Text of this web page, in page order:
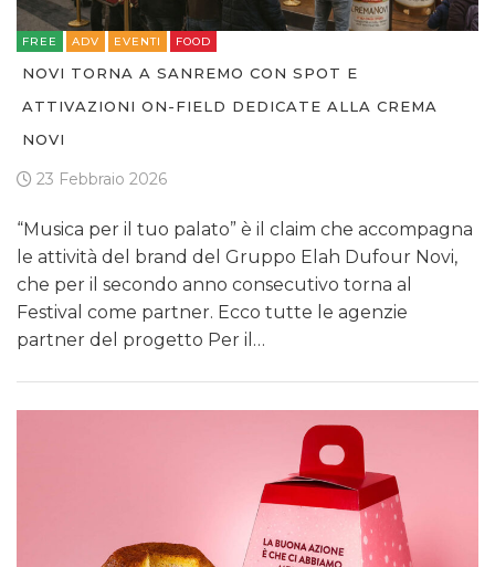
FREE ADV EVENTI FOOD
NOVI TORNA A SANREMO CON SPOT E
ATTIVAZIONI ON-FIELD DEDICATE ALLA CREMA
NOVI
23 Febbraio 2026
“Musica per il tuo palato” è il claim che accompagna
le attività del brand del Gruppo Elah Dufour Novi,
che per il secondo anno consecutivo torna al
Festival come partner. Ecco tutte le agenzie
partner del progetto Per il…